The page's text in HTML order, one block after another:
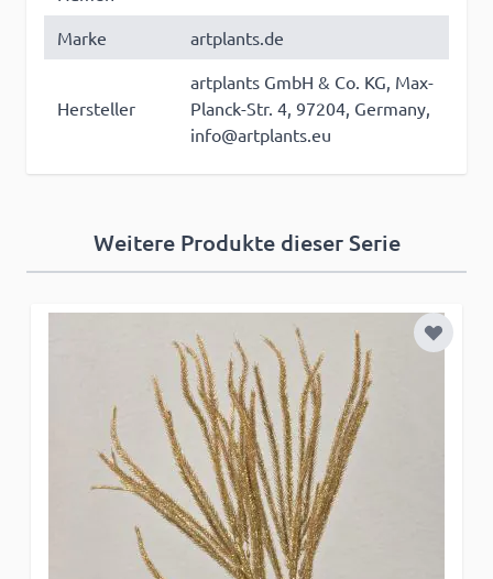
Marke artplants.de
Hersteller
artplants GmbH & Co. KG, Max-
Planck-Str. 4, 97204, Germany,
info@artplants.eu
Weitere Produkte dieser Serie
Zur